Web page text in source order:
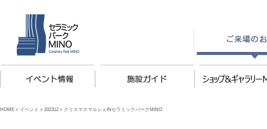
HOME > イベント > 202312 > クリスマスマルシェINセラミックパークMINO